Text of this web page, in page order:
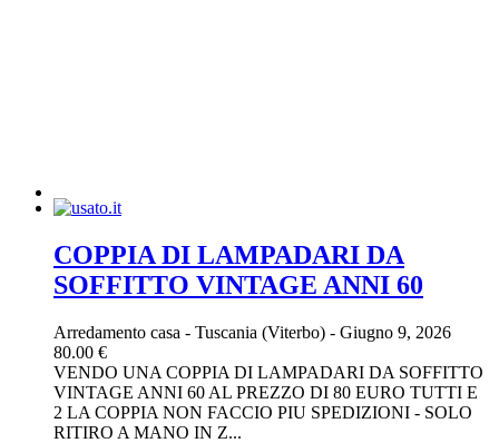
COPPIA DI LAMPADARI DA
SOFFITTO VINTAGE ANNI 60
Arredamento casa - Tuscania (Viterbo) - Giugno 9, 2026
80.00 €
VENDO UNA COPPIA DI LAMPADARI DA SOFFITTO
VINTAGE ANNI 60 AL PREZZO DI 80 EURO TUTTI E
2 LA COPPIA NON FACCIO PIU SPEDIZIONI - SOLO
RITIRO A MANO IN Z...